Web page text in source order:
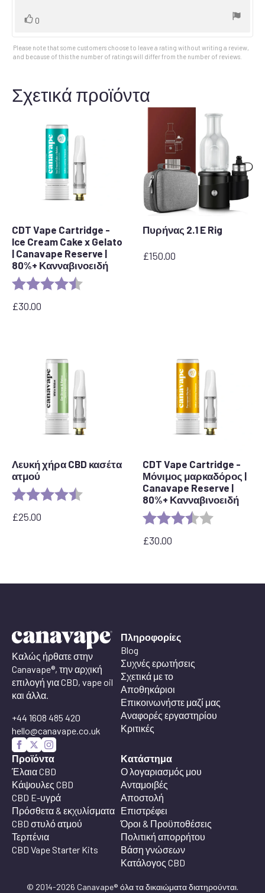
Vote
0
Please note that some customers choose to leave a rating without writing a review,
and because of this the number of ratings will differ from the number of reviews.
Σχετικά προϊόντα
CDT Vape Cartridge -
Ice Cream Cake x Gelato
| Canavape Reserve |
80%+ Κανναβινοειδή
Rating:
£30.00
Πυρήνας 2.1 E Rig
£150.00
Λευκή χήρα CBD κασέτα
ατμού
Rating: 4.6 out of 5 stars
£25.00
CDT Vape Cartridge -
Μόνιμος μαρκαδόρος |
Canavape Reserve |
80%+ Κανναβινοειδή
Rating: 3.7 out of 5
£30.00
Καλώς ήρθατε στην
Canavape®, την αρχική
επιλογή για CBD, vape oil
και άλλα.
+44 1608 485 420
hello@canavape.co.uk
Πληροφορίες
Blog
Συχνές ερωτήσεις
Σχετικά με το
Αποθηκάριοι
Επικοινωνήστε μαζί μας
Αναφορές εργαστηρίου
Κριτικές
Προϊόντα
Έλαια CBD
Κάψουλες CBD
CBD E-υγρά
Πρόσθετα & εκχυλίσματα
CBD στυλό ατμού
Τερπένια
CBD Vape Starter Kits
Κατάστημα
Ο λογαριασμός μου
Ανταμοιβές
Αποστολή
Επιστρέφει
Όροι & Προϋποθέσεις
Πολιτική απορρήτου
Βάση γνώσεων
Κατάλογος CBD
© 2014-2026 Canavape® όλα τα δικαιώματα διατηρούνται.